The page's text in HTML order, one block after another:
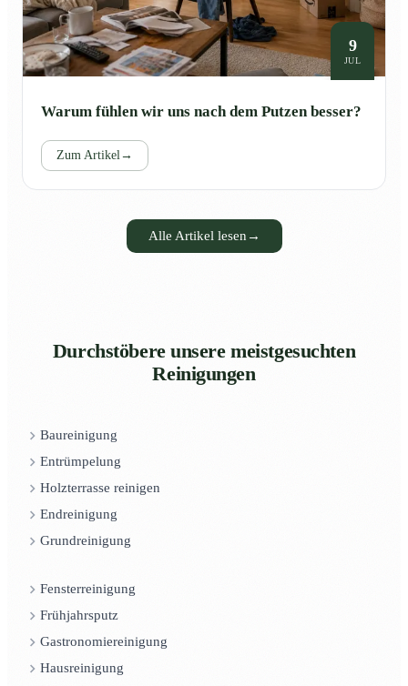
9
JUL
Warum fühlen wir uns nach dem Putzen besser?
Zum Artikel→
Alle Artikel lesen →
Durchstöbere unsere meistgesuchten
Reinigungen
Baureinigung
Entrümpelung
Holzterrasse reinigen
Endreinigung
Grundreinigung
Fensterreinigung
Frühjahrsputz
Gastronomiereinigung
Hausreinigung